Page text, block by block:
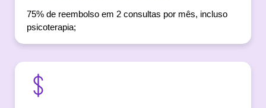
75% de reembolso em 2 consultas por mês, incluso
psicoterapia;